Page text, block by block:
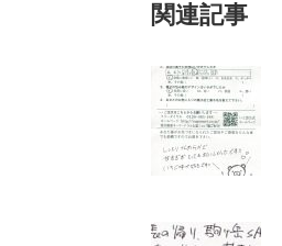
関連記事